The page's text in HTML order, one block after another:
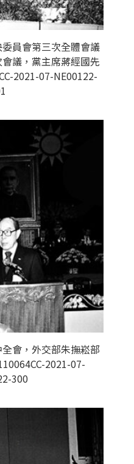
員會第三次全體會議
議，黨主席蔣經國先
2021-07-NE00122-
會，外交部朱撫崧部
2021-07-
300